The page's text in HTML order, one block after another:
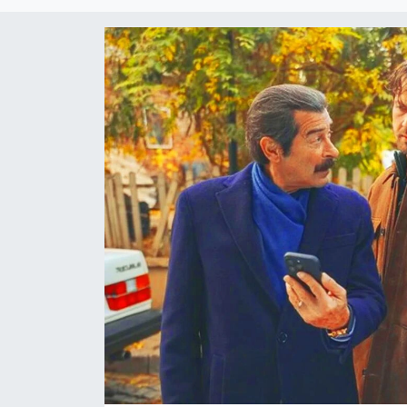
Ekonomi
İskilip Haberleri
Kargı Haberleri
Kimdir?
Kültür Sanat
Laçin Haberleri
Magazin